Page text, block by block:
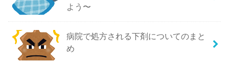
よう〜
病院で処方される下剤についてのまと
め